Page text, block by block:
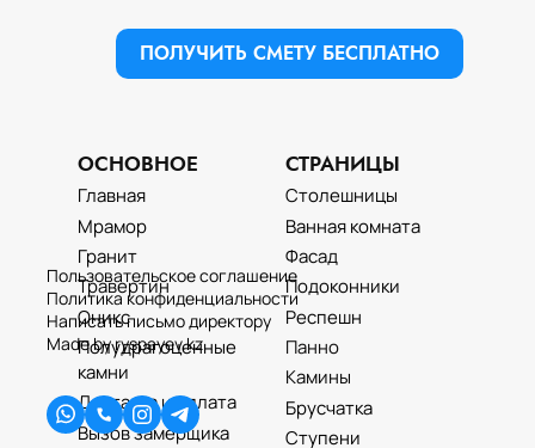
ПОЛУЧИТЬ СМЕТУ БЕСПЛАТНО
ОСНОВНОЕ
Главная
Мрамор
Гранит
Травертин
Оникс
Полудрагоценные
камни
Доставка и оплата
Вызов замерщика
СТРАНИЦЫ
Столешницы
Ванная комната
Фасад
Подоконники
Респешн
Панно
Камины
Брусчатка
Ступени
Пользовательское соглашение
Политика конфиденциальности
Написать письмо директору
Made by ryspayev.kz